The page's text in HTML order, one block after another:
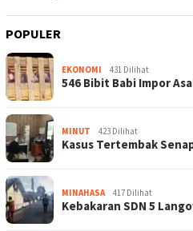
POPULER
EKONOMI 431 Dilihat
546 Bibit Babi Impor
MINUT 423 Dilihat
Kasus Tertembak
MINAHASA 417 Dilihat
Kebakaran SDN 5